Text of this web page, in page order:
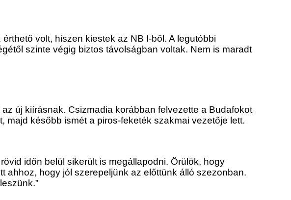
volt, hiszen kiestek az NB I-ből. A legutóbbi
szinte végig biztos távolságban voltak. Nem is maradt
új kiírásnak. Csizmadia korábban felvezette a Budafokot
később ismét a piros-feketék szakmai vezetője lett.
időn belül sikerült is megállapodni. Örülök, hogy
ahhoz, hogy jól szerepeljünk az előttünk álló szezonban.